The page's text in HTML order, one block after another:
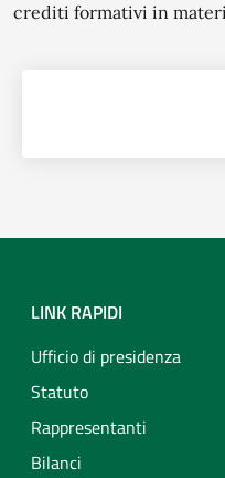
crediti formativi in
LINK RAPIDI
Ufficio di presidenza
Statuto
Rappresentanti
Bilanci